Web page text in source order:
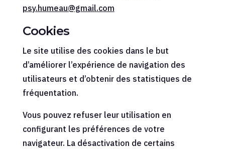
psy.humeau@gmail.com
Cookies
Le site utilise des cookies dans le but
d’améliorer l’expérience de navigation des
utilisateurs et d’obtenir des statistiques de
fréquentation.
Vous pouvez refuser leur utilisation en
configurant les préférences de votre
navigateur. La désactivation de certains